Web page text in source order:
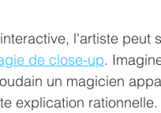
l'artiste peut
de close-up.
un magicien
explication rationnelle.